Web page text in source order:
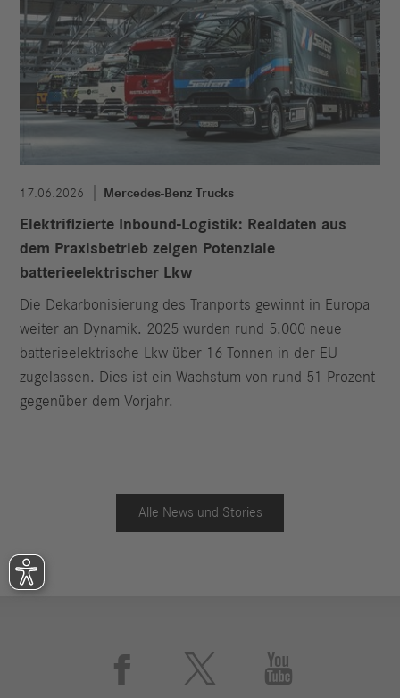
17.06.2026 Mercedes-Benz Trucks
Elektrifizierte Inbound-Logistik: Realdaten aus
dem Praxisbetrieb zeigen Potenziale
batterieelektrischer Lkw
Die Dekarbonisierung des Tranports gewinnt in Europa
weiter an Dynamik. 2025 wurden rund 5.000 neue
batterieelektrische Lkw über 16 Tonnen in der EU
zugelassen. Dies ist ein Wachstum von rund 51 Prozent
gegenüber dem Vorjahr.
Alle News und Stories
 
